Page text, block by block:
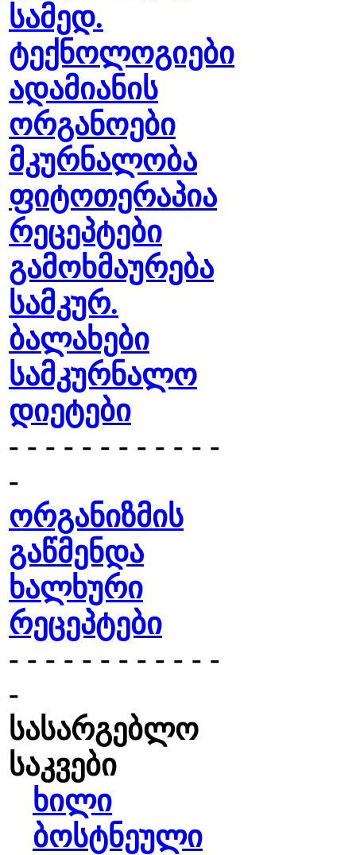
სამედ.
ტექნოლოგიები
ადამიანის
ორგანოები
მკურნალობა
ფიტოთერაპია
რეცეპტები
გამოხმაურება
სამკურ.
ბალახები
სამკურნალო
დიეტები
- - - - - - - - - - - -
-
ორგანიზმის
გაწმენდა
ხალხური
რეცეპტები
- - - - - - - - - - - -
-
სასარგებლო
საკვები
ხილი
ბოსტნეული